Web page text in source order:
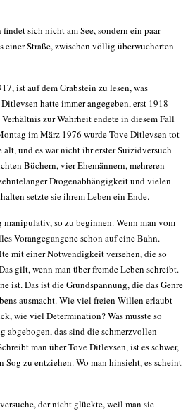
sich nicht am See, sondern ein paar
einer Straße, zwischen völlig überwucherten
ist auf dem Grabstein zu lesen, was
hatte immer angegeben, erst 1918
zur Wahrheit endete in diesem Fall
im März 1976 wurde Tove Ditlevsen tot
alt, und es war nicht ihr erster Suizidversuch
Büchern, vier Ehemännern, mehreren
Drogenabhängigkeit und vielen
setzte sie ihrem Leben ein Ende.
so zu beginnen. Wenn man vom
Vorangegangene schon auf eine Bahn.
mit einer Notwendigkeit versehen, die so
gilt, wenn man über fremde Leben schreibt.
ist. Das ist die Grundspannung, die das Genre
ausmacht. Wie viel freien Willen erlaubt
wie viel Determination? Was musste so
abgebogen, das sind die schmerzvollen
man über Tove Ditlevsen, ist es schwer,
Sog zu entziehen. Wo man hinsieht, es scheint
der nicht glückte, weil man sie